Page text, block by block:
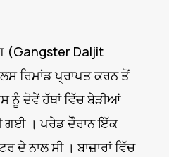
(Gangster Daljit
ਰਿਮਾਂਡ ਪ੍ਰਾਪਤ ਕਰਨ ਤੋਂ
ਨੂੰ ਦੋਵੇਂ ਹੱਥਾਂ ਵਿੱਚ ਬੇੜੀਆਂ
ਗਈ । ਪਰੇਡ ਦੌਰਾਨ ਇੱਕ
ਦੇ ਨਾਲ ਸੀ । ਬਾਜ਼ਾਰਾਂ ਵਿੱਚ